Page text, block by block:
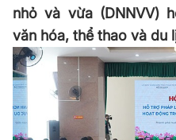
nhỏ và vừa (DNNVV)
văn hóa, thể thao và du